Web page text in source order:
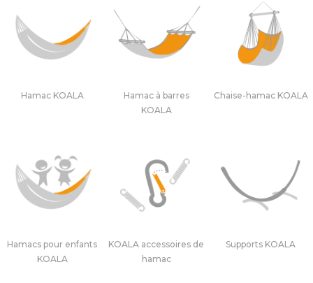
Hamac KOALA
Hamac à barres
KOALA
Chaise-hamac KOALA
Hamacs pour enfants
KOALA
KOALA accessoires de
hamac
Supports KOALA